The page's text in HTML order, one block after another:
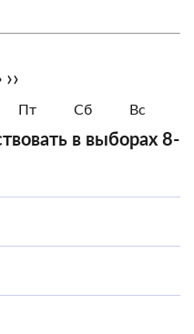
››
Пт Сб Вс
в выборах 8-